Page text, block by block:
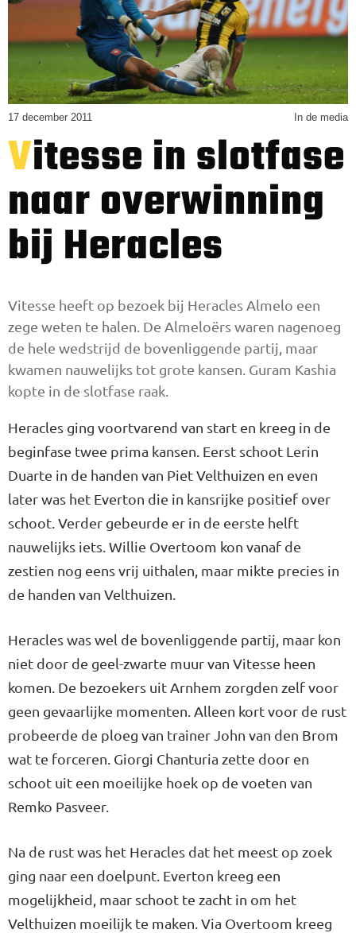
17 december 2011 In de media
Vitesse in slotfase
naar overwinning
bij Heracles
Vitesse heeft op bezoek bij Heracles Almelo een
zege weten te halen. De Almeloërs waren nagenoeg
de hele wedstrijd de bovenliggende partij, maar
kwamen nauwelijks tot grote kansen. Guram Kashia
kopte in de slotfase raak.
Heracles ging voortvarend van start en kreeg in de
beginfase twee prima kansen. Eerst schoot Lerin
Duarte in de handen van Piet Velthuizen en even
later was het Everton die in kansrijke positief over
schoot. Verder gebeurde er in de eerste helft
nauwelijks iets. Willie Overtoom kon vanaf de
zestien nog eens vrij uithalen, maar mikte precies in
de handen van Velthuizen.
Heracles was wel de bovenliggende partij, maar kon
niet door de geel-zwarte muur van Vitesse heen
komen. De bezoekers uit Arnhem zorgden zelf voor
geen gevaarlijke momenten. Alleen kort voor de rust
probeerde de ploeg van trainer John van den Brom
wat te forceren. Giorgi Chanturia zette door en
schoot uit een moeilijke hoek op de voeten van
Remko Pasveer.
Na de rust was het Heracles dat het meest op zoek
ging naar een doelpunt. Everton kreeg een
mogelijkheid, maar schoot te zacht in om het
Velthuizen moeilijk te maken. Via Overtoom kreeg